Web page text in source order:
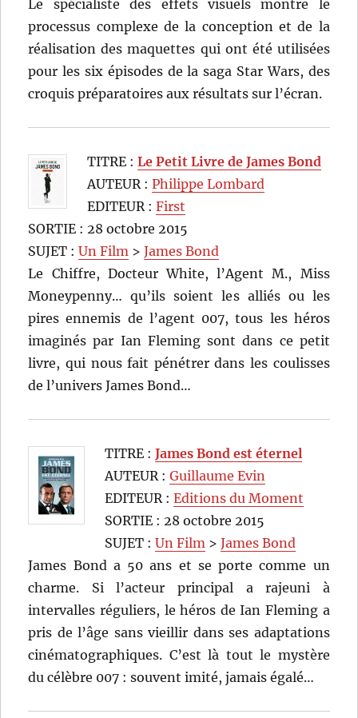
Le spécialiste des effets visuels montre le
processus complexe de la conception et de la
réalisation des maquettes qui ont été utilisées
pour les six épisodes de la saga Star Wars, des
croquis préparatoires aux résultats sur l’écran.
TITRE :Le Petit Livre de James Bond
AUTEUR :Philippe Lombard
EDITEUR :First
SORTIE : 28 octobre 2015
SUJET :Un Film >James Bond
Le Chiffre, Docteur White, l’Agent M., Miss
Moneypenny… qu’ils soient les alliés ou les
pires ennemis de l’agent 007, tous les héros
imaginés par Ian Fleming sont dans ce petit
livre, qui nous fait pénétrer dans les coulisses
de l’univers James Bond…
TITRE :James Bond est éternel
AUTEUR :Guillaume Evin
EDITEUR :Editions du Moment
SORTIE : 28 octobre 2015
SUJET :Un Film >James Bond
James Bond a 50 ans et se porte comme un
charme. Si l’acteur principal a rajeuni à
intervalles réguliers, le héros de Ian Fleming a
pris de l’âge sans vieillir dans ses adaptations
cinématographiques. C’est là tout le mystère
du célèbre 007 : souvent imité, jamais égalé…